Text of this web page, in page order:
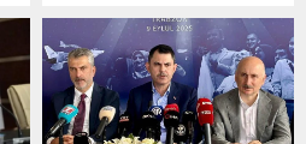
Müdür Yardımcısı Serdar
Orman, “Yatırımcıların
fonların risk yönetimi,
volatilitesi ve uzun vadeli
performansını da dikkate